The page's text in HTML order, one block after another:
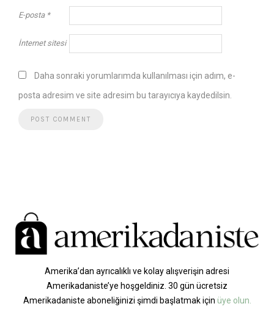
E-posta *
İnternet sitesi
Daha sonraki yorumlarımda kullanılması için adım, e-
posta adresim ve site adresim bu tarayıcıya kaydedilsin.
Amerika’dan ayrıcalıklı ve kolay alışverişin adresi
Amerikadaniste’ye hoşgeldiniz. 30 gün ücretsiz
Amerikadaniste aboneliğinizi şimdi başlatmak için üye olun.